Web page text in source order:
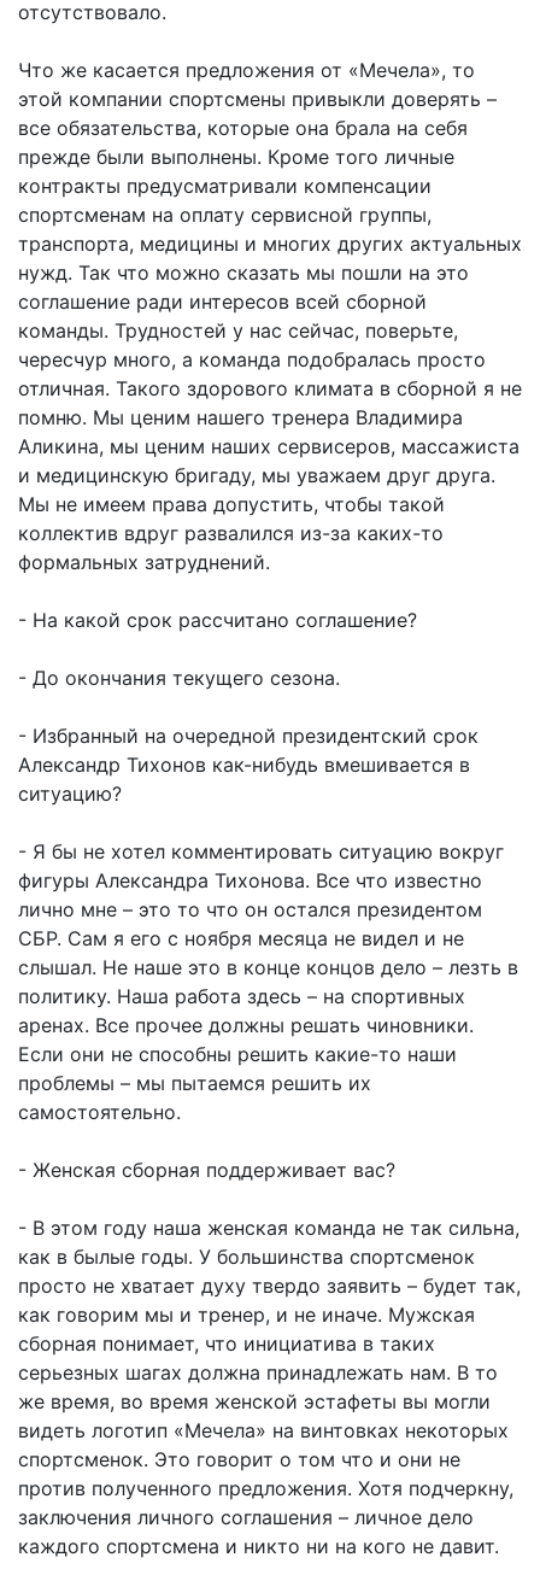
отсутствовало.
Что же касается предложения от «Мечела», то
этой компании спортсмены привыкли доверять –
все обязательства, которые она брала на себя
прежде были выполнены. Кроме того личные
контракты предусматривали компенсации
спортсменам на оплату сервисной группы,
транспорта, медицины и многих других актуальных
нужд. Так что можно сказать мы пошли на это
соглашение ради интересов всей сборной
команды. Трудностей у нас сейчас, поверьте,
чересчур много, а команда подобралась просто
отличная. Такого здорового климата в сборной я не
помню. Мы ценим нашего тренера Владимира
Аликина, мы ценим наших сервисеров, массажиста
и медицинскую бригаду, мы уважаем друг друга.
Мы не имеем права допустить, чтобы такой
коллектив вдруг развалился из-за каких-то
формальных затруднений.
- На какой срок рассчитано соглашение?
- До окончания текущего сезона.
- Избранный на очередной президентский срок
Александр Тихонов как-нибудь вмешивается в
ситуацию?
- Я бы не хотел комментировать ситуацию вокруг
фигуры Александра Тихонова. Все что известно
лично мне – это то что он остался президентом
СБР. Сам я его с ноября месяца не видел и не
слышал. Не наше это в конце концов дело – лезть в
политику. Наша работа здесь – на спортивных
аренах. Все прочее должны решать чиновники.
Если они не способны решить какие-то наши
проблемы – мы пытаемся решить их
самостоятельно.
- Женская сборная поддерживает вас?
- В этом году наша женская команда не так сильна,
как в былые годы. У большинства спортсменок
просто не хватает духу твердо заявить – будет так,
как говорим мы и тренер, и не иначе. Мужская
сборная понимает, что инициатива в таких
серьезных шагах должна принадлежать нам. В то
же время, во время женской эстафеты вы могли
видеть логотип «Мечела» на винтовках некоторых
спортсменок. Это говорит о том что и они не
против полученного предложения. Хотя подчеркну,
заключения личного соглашения – личное дело
каждого спортсмена и никто ни на кого не давит.